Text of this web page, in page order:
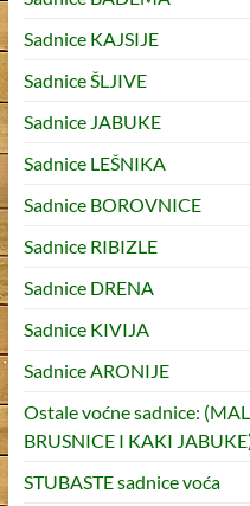
Sadnice KAJSIJE
Sadnice ŠLJIVE
Sadnice JABUKE
Sadnice LEŠNIKA
Sadnice BOROVNICE
Sadnice RIBIZLE
Sadnice DRENA
Sadnice KIVIJA
Sadnice ARONIJE
Ostale voćne sadnice:
BRUSNICE I KAKI
STUBASTE sadnice voća